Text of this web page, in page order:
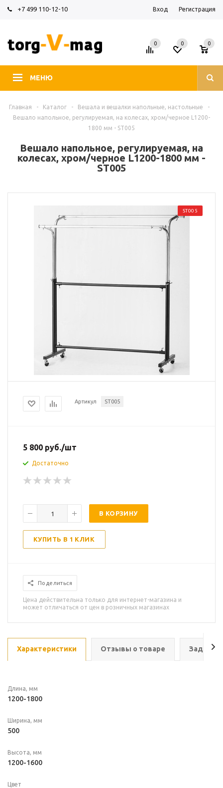
+7 499 110-12-10 Вход Регистрация
МЕНЮ
0 0
0
Главная - Каталог - Вешала и вешалки напольные, настольные
-
Вешало напольное, регулируемая, на колесах, хром/черное L1200-
1800 мм - ST005
Вешало напольное, регулируемая, на
колесах, хром/черное L1200-1800 мм -
ST005
ST005
Артикул ST005
5 800 руб./шт
Достаточно
В КОРЗИНУ
КУПИТЬ В 1 КЛИК
Поделиться
Цена действительна только для интернет-магазина и
может отличаться от цен в розничных магазинах
Характеристики Отзывы о товаре Задать
Длина, мм
1200-1800
Ширина, мм
500
Высота, мм
1200-1600
Цвет